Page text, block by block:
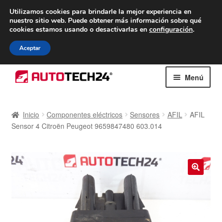
ENTREGA desde 7 EUR
De lunes a viernes de 9 a. m. a 4 p. m.
navegación
al
Menú
Caja registradora
Carro
Envío al mundo entero
Inicio Componentes eléctricos Sensores AFIL
AFIL
Sensor 4 Citroën Peugeot 9659847480 603.014
Utilizamos cookies para brindarle la mejor experiencia en
nuestro sitio web. Puede obtener más información sobre qué
cookies estamos usando o desactivarlas en configuración.
Aceptar